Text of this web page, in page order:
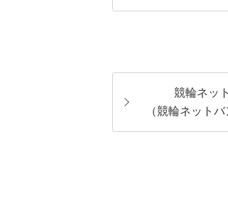
競輪ネッ
（競輪ネット